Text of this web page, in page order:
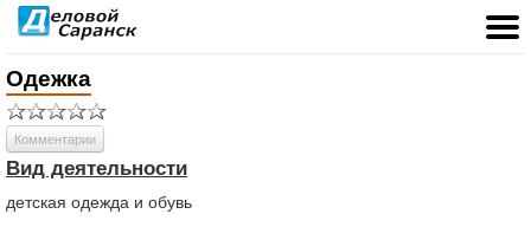
Одежка
Комментарии
Вид деятельности
детская одежда и обувь